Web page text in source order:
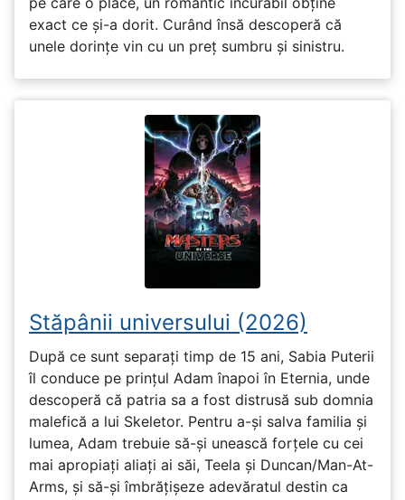
exact ce și-a dorit. Curând însă descoperă că
unele dorințe vin cu un preț sumbru și sinistru.
Stăpânii universului (2026)
După ce sunt separați timp de 15 ani, Sabia Puterii
îl conduce pe prințul Adam înapoi în Eternia, unde
descoperă că patria sa a fost distrusă sub domnia
malefică a lui Skeletor. Pentru a-și salva familia și
lumea, Adam trebuie să-și unească forțele cu cei
mai apropiați aliați ai săi, Teela și Duncan/Man-At-
Arms, și să-și îmbrățișeze adevăratul destin ca